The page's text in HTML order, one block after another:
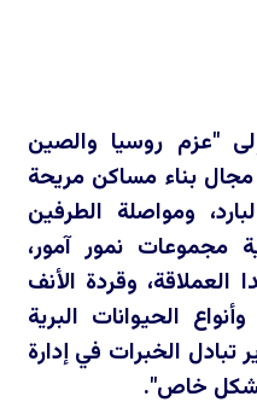
"عزم روسيا والصين
بناء مساكن مريحة
ومواصلة الطرفين
مجموعات نمور آمور،
العملاقة، وقردة الأنف
الحيوانات البرية
الخبرات في إدارة
بشكل خاص".